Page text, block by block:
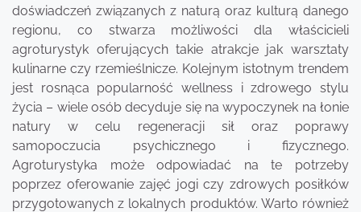
doświadczeń związanych z naturą oraz kulturą danego
regionu, co stwarza możliwości dla właścicieli
agroturystyk oferujących takie atrakcje jak warsztaty
kulinarne czy rzemieślnicze. Kolejnym istotnym trendem
jest rosnąca popularność wellness i zdrowego stylu
życia – wiele osób decyduje się na wypoczynek na łonie
natury w celu regeneracji sił oraz poprawy
samopoczucia psychicznego i fizycznego.
Agroturystyka może odpowiadać na te potrzeby
poprzez oferowanie zajęć jogi czy zdrowych posiłków
przygotowanych z lokalnych produktów. Warto również